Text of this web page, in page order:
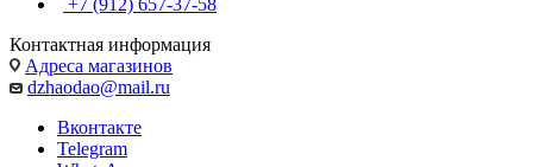
Контактная информация
Адреса магазинов
dzhaodao@mail.ru
Вконтакте
Telegram